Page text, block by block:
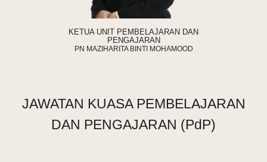
KETUA UNIT PEMBELAJARAN DAN
PENGAJARAN
PN MAZIHARITA BINTI MOHAMOOD
JAWATAN KUASA PEMBELAJARAN
DAN PENGAJARAN (PdP)